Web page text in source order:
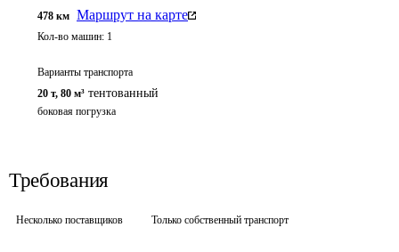
478 км Маршрут на карте
Кол-во машин: 1
Варианты транспорта
20 т, 80 м³ тентованный
боковая погрузка
Требования
Несколько поставщиков Только собственный транспорт